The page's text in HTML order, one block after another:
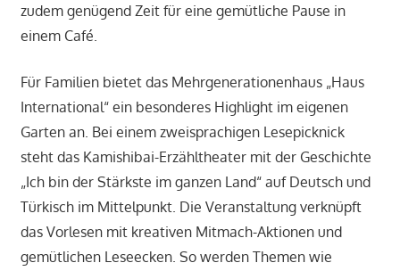
zudem genügend Zeit für eine gemütliche Pause in
einem Café.
Für Familien bietet das Mehrgenerationenhaus „Haus
International“ ein besonderes Highlight im eigenen
Garten an. Bei einem zweisprachigen Lesepicknick
steht das Kamishibai-Erzähltheater mit der Geschichte
„Ich bin der Stärkste im ganzen Land“ auf Deutsch und
Türkisch im Mittelpunkt. Die Veranstaltung verknüpft
das Vorlesen mit kreativen Mitmach-Aktionen und
gemütlichen Leseecken. So werden Themen wie